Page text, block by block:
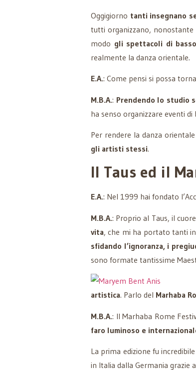
Oggigiorno tanti insegnano
tutti organizzano, nonostante
modo gli spettacoli di
realmente la danza orientale.
E.A.: Come pensi si possa
M.B.A.: Prendendo lo studio
ha senso organizzare eventi
Per rendere la danza
gli artisti stessi.
Il Taus ed il
E.A.: Nel 1999 hai fondato
M.B.A.: Proprio al Taus, il
vita, che mi ha portato tanti
sfidando l’ignoranza, i
sono formate tantissime
artistica. Parlo del Marhaba
M.B.A.: Il Marhaba Rome
faro luminoso e
La prima edizione fu
in Italia dalla Germania grazie